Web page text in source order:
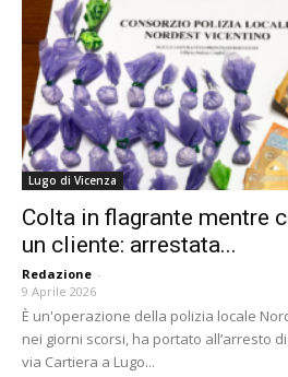
Lugo di Vicenza
Colta in flagrante mentre
un cliente: arrestata...
Redazione -
9 Aprile 2026
È un'operazione della polizia locale
nei giorni scorsi, ha portato all’arresto
via Cartiera a Lugo...